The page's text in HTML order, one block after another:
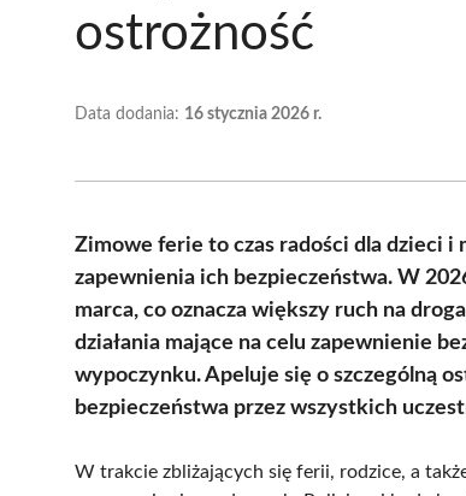
ostrożność
Data dodania: 16 stycznia 2026 r.
Zimowe ferie to czas radości dla dzieci i
zapewnienia ich bezpieczeństwa. W
marca, co oznacza większy ruch na
działania mające na celu zapewnienie
wypoczynku. Apeluje się o szczególną
bezpieczeństwa przez wszystkich
W trakcie zbliżających się ferii, rodzice, a